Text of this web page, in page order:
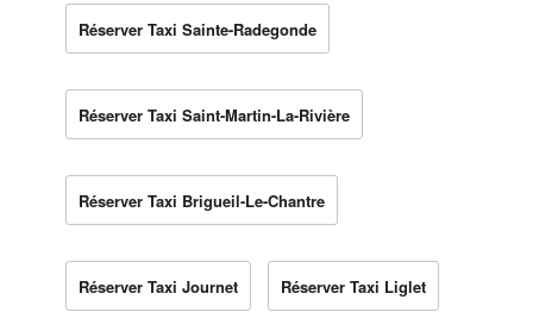
Réserver Taxi Sainte-Radegonde
Réserver Taxi Saint-Martin-La-Rivière
Réserver Taxi Brigueil-Le-Chantre
Réserver Taxi Journet Réserver Taxi Liglet